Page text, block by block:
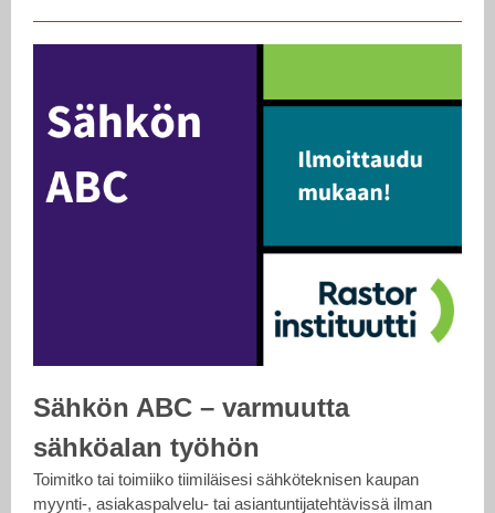
Sähkön ABC – varmuutta
sähköalan työhön
Toimitko tai toimiiko tiimiläisesi sähköteknisen kaupan
myynti-, asiakaspalvelu- tai asiantuntijatehtävissä ilman